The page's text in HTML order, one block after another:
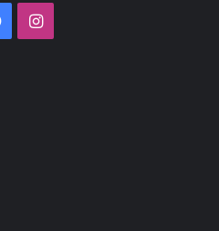
FacebookInstagram